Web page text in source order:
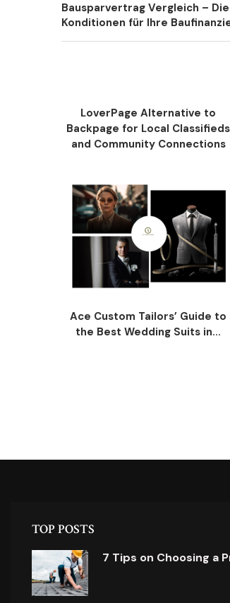
Bausparvertrag Vergleich –
Konditionen für Ihre
LoverPage Alternative to
Backpage for Local Classifieds
and Community Connections
Ace Custom Tailors’ Guide to
the Best Wedding Suits in...
TOP POSTS
7 Tips on Choosing a